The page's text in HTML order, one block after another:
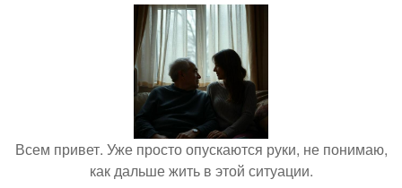
Всем привет. Уже просто опускаются руки, не понимаю,
как дальше жить в этой ситуации.